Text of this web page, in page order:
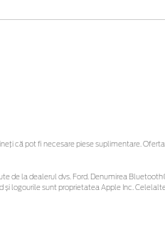
că pot fi necesare piese suplimentare.
de la dealerul dvs. Ford. Denumirea
logourile sunt proprietatea Apple Inc.